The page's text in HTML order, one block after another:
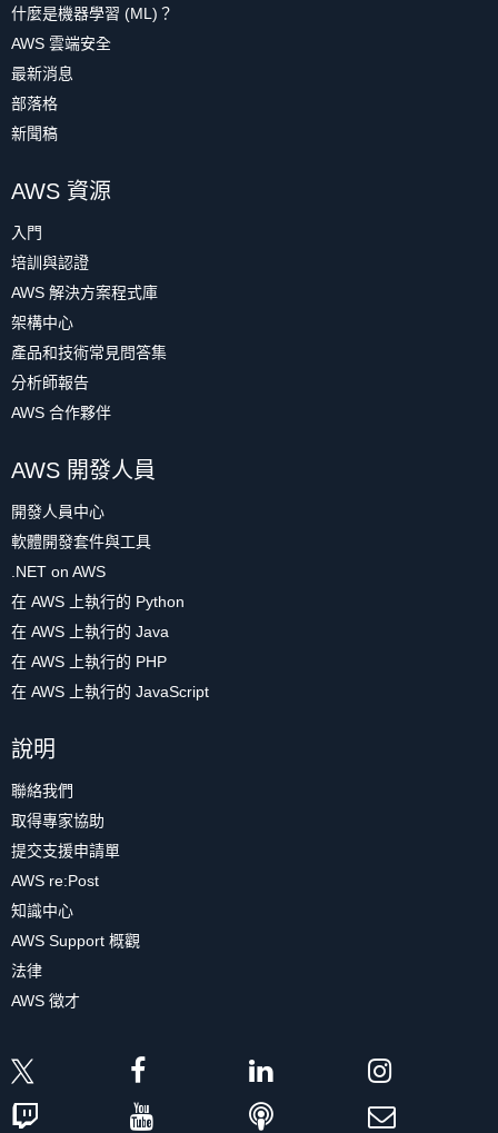
什麼是機器學習 (ML)？
AWS 雲端安全
最新消息
部落格
新聞稿
AWS 資源
入門
培訓與認證
AWS 解決方案程式庫
架構中心
產品和技術常見問答集
分析師報告
AWS 合作夥伴
AWS 開發人員
開發人員中心
軟體開發套件與工具
.NET on AWS
在 AWS 上執行的 Python
在 AWS 上執行的 Java
在 AWS 上執行的 PHP
在 AWS 上執行的 JavaScript
說明
聯絡我們
取得專家協助
提交支援申請單
AWS re:Post
知識中心
AWS Support 概觀
法律
AWS 徵才